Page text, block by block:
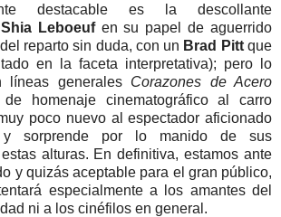
destacable es la descollante
Shia Leboeufen su papel de aguerrido
reparto sin duda, con un Brad Pittque
en la faceta interpretativa); pero lo
generales Corazones de Acero
homenaje cinematográfico al carro
poco nuevo al espectador aficionado
sorprende por lo manido de sus
alturas. En definitiva, estamos ante
y quizás aceptable para el gran público,
especialmente a los amantes del
ni a los cinéfilos en general.